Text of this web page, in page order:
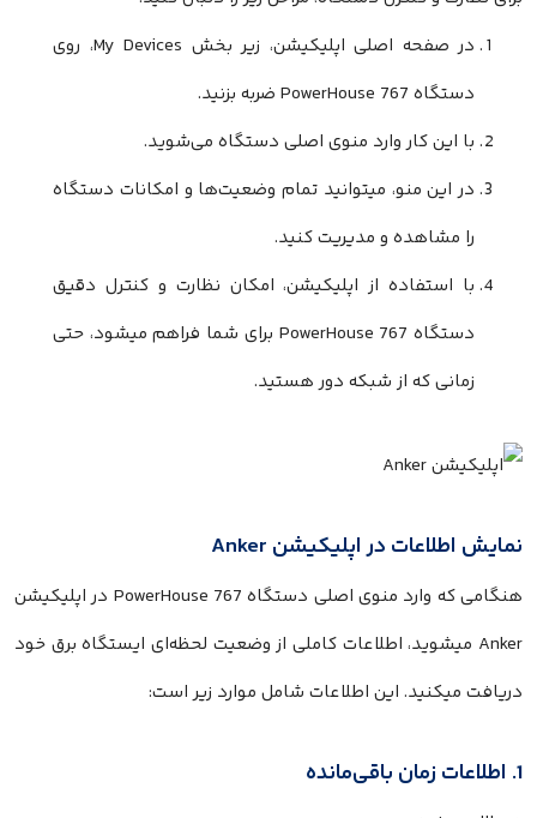
در صفحه اصلی اپلیکیشن، زیر بخش My Devices، روی
دستگاه PowerHouse 767 ضربه بزنید.
با این کار وارد منوی اصلی دستگاه می‌شوید.
در این منو، میتوانید تمام وضعیت‌ها و امکانات دستگاه
را مشاهده و مدیریت کنید.
با استفاده از اپلیکیشن، امکان نظارت و کنترل دقیق
دستگاه PowerHouse 767 برای شما فراهم میشود، حتی
زمانی که از شبکه دور هستید.
نمایش اطلاعات در اپلیکیشن Anker
هنگامی که وارد منوی اصلی دستگاه PowerHouse 767 در اپلیکیشن
Anker میشوید، اطلاعات کاملی از وضعیت لحظه‌ای ایستگاه برق خود
دریافت میکنید. این اطلاعات شامل موارد زیر است:
1. اطلاعات زمان باقی‌مانده